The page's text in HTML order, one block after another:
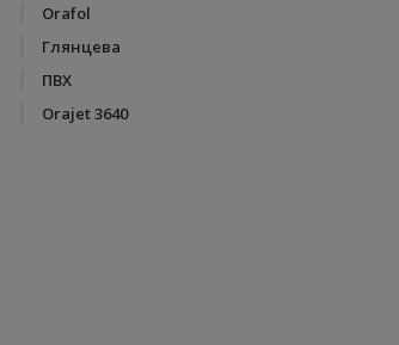
Orafol
Глянцева
ПВХ
Orajet 3640